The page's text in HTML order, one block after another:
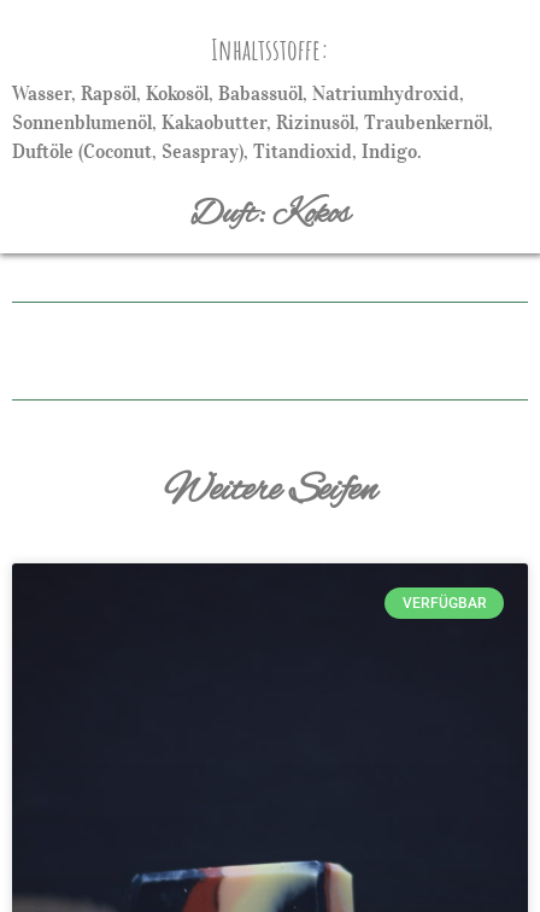
Inhaltsstoffe:
Wasser, Rapsöl, Kokosöl, Babassuöl, Natriumhydroxid,
Sonnenblumenöl, Kakaobutter, Rizinusöl, Traubenkernöl,
Duftöle (Coconut, Seaspray), Titandioxid, Indigo.
Duft: Kokos
Weitere Seifen
VERFÜGBAR